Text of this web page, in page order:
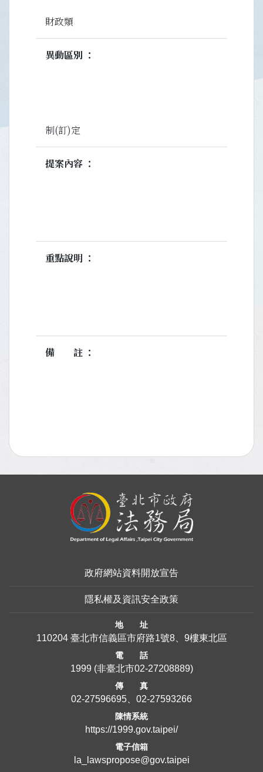
財政類
異動區別
制(訂)定
提案內容
重點說明
備註
政府網站資料開放宣告
隱私權及資訊安全政策
地 址
110204 臺北市信義區市府路1號8、9樓東北區
電 話
1999 (非臺北市02-27208889)
傳 真
02-27596695、02-27593266
陳情系統
https://1999.gov.taipei/
電子信箱
la_lawspropose@gov.taipei